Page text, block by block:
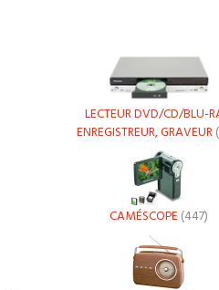
LECTEUR DVD/CD/BLU-
ENREGISTREUR, GRAVEUR
CAMÉSCOPE (447)